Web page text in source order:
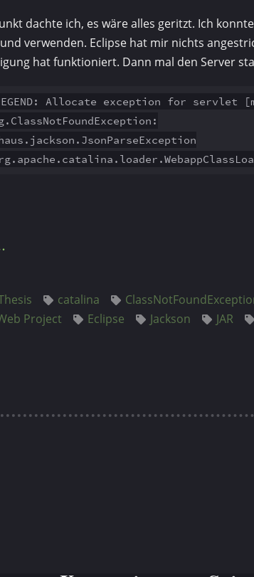
dachte ich, es wäre alles geritzt. Ich
verwenden. Eclipse hat mir nichts
hat funktioniert. Dann mal den Server
Allocate exception for servlet
catalina
Project
Eclipse Jackson JAR